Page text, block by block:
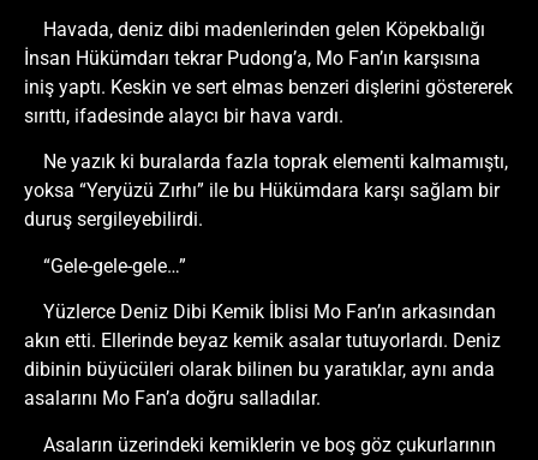
Havada, deniz dibi madenlerinden gelen Köpekbalığı
İnsan Hükümdarı tekrar Pudong’a, Mo Fan’ın karşısına
iniş yaptı. Keskin ve sert elmas benzeri dişlerini göstererek
sırıttı, ifadesinde alaycı bir hava vardı.
Ne yazık ki buralarda fazla toprak elementi kalmamıştı,
yoksa “Yeryüzü Zırhı” ile bu Hükümdara karşı sağlam bir
duruş sergileyebilirdi.
“Gele-gele-gele…”
Yüzlerce Deniz Dibi Kemik İblisi Mo Fan’ın arkasından
akın etti. Ellerinde beyaz kemik asalar tutuyorlardı. Deniz
dibinin büyücüleri olarak bilinen bu yaratıklar, aynı anda
asalarını Mo Fan’a doğru salladılar.
Asaların üzerindeki kemiklerin ve boş göz çukurlarının